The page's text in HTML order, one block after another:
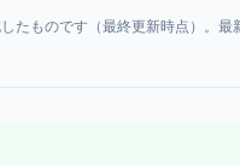
たものです（最終更新時点）。最